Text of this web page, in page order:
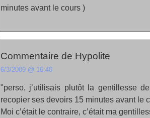
minutes avant le cours )
Commentaire de Hypolite
6/3/2009 @ 16:40
perso, j’utilisais plutôt la gentillesse
recopier ses devoirs 15 minutes avant le
Moi c’était le contraire, c’était ma